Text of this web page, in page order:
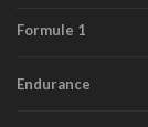
Formule 1
Endurance